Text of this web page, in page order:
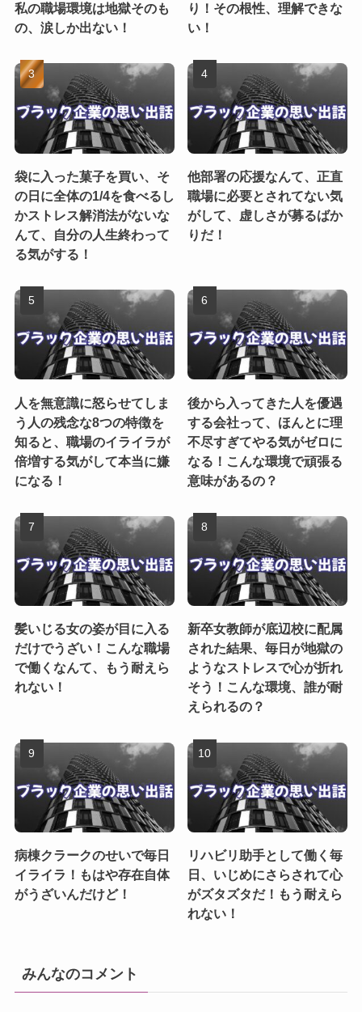
私の職場環境は地獄そのも
の、涙しか出ない！
り！その根性、理解できな
い！
袋に入った菓子を買い、そ
の日に全体の1/4を食べるし
かストレス解消法がないな
んて、自分の人生終わって
る気がする！
他部署の応援なんて、正直
職場に必要とされてない気
がして、虚しさが募るばか
りだ！
人を無意識に怒らせてしま
う人の残念な8つの特徴を
知ると、職場のイライラが
倍増する気がして本当に嫌
になる！
後から入ってきた人を優遇
する会社って、ほんとに理
不尽すぎてやる気がゼロに
なる！こんな環境で頑張る
意味があるの？
髪いじる女の姿が目に入る
だけでうざい！こんな職場
で働くなんて、もう耐えら
れない！
新卒女教師が底辺校に配属
された結果、毎日が地獄の
ようなストレスで心が折れ
そう！こんな環境、誰が耐
えられるの？
病棟クラークのせいで毎日
イライラ！もはや存在自体
がうざいんだけど！
リハビリ助手として働く毎
日、いじめにさらされて心
がズタズタだ！もう耐えら
れない！
みんなのコメント